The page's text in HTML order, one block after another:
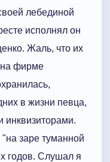
лебединой
исполнял он
Жаль, что их
на фирме
в жизни певца,
заре туманной
годов. Слушал я